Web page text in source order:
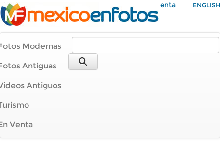
Mi Cuenta ENGLISH
Modernas
Antiguas
Antiguos
Venta